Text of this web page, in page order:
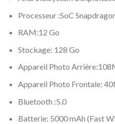
Processeur :SoC
RAM:12 Go
Stockage: 128 Go
Appareil Photo
Appareil Photo Frontale:
Bluetooth :5.0
Batterie: 5000 mAh (Fast